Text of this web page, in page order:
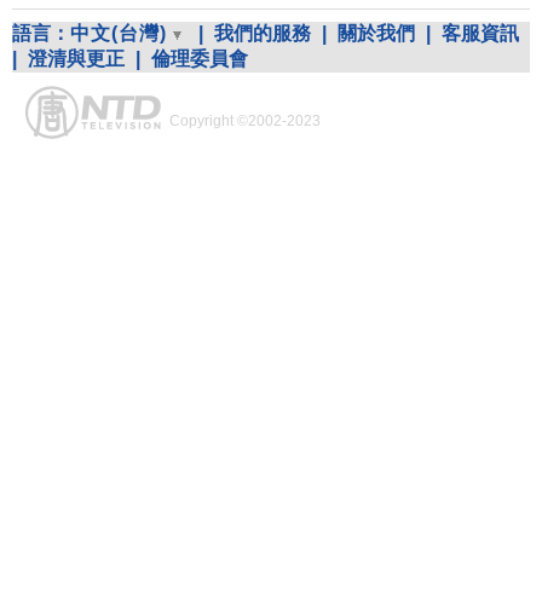
語言： 中文(台灣) 我們的服務 關於我們
客服資訊
澄清與更正 倫理委員會
Copyright ©2002-2023